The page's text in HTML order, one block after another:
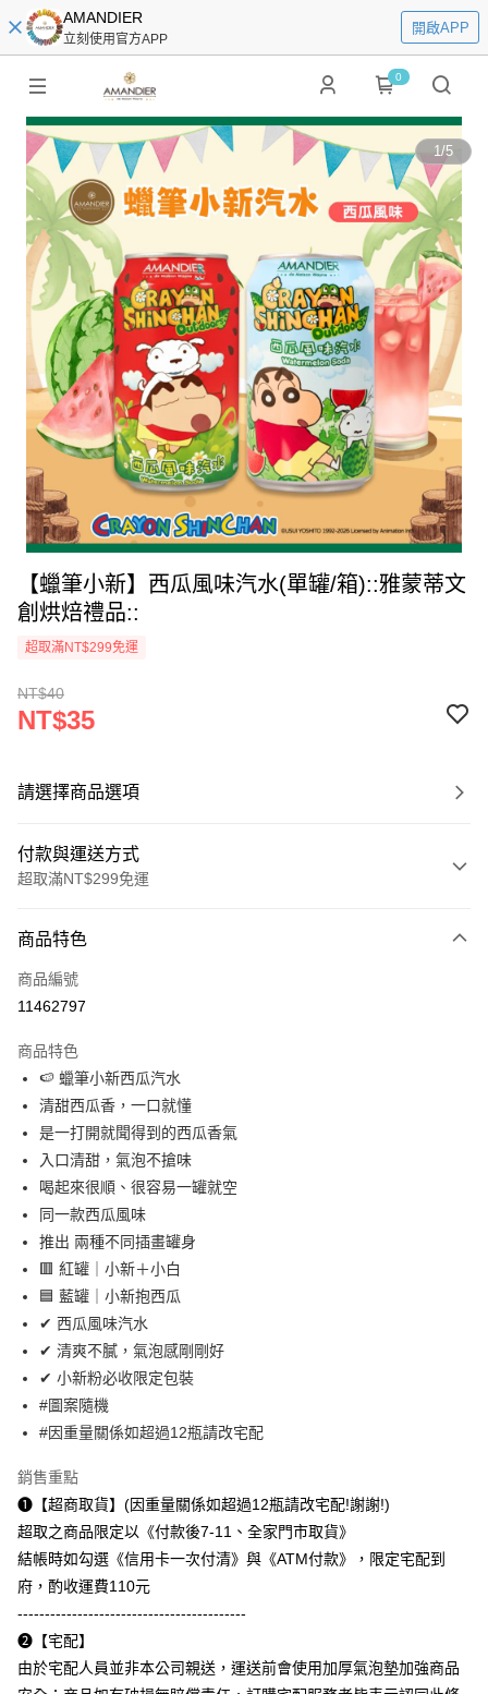
AMANDIER
立刻使用官方APP
開啟APP
0
1/5
【蠟筆小新】西瓜風味汽水(單罐/箱)::雅蒙蒂文
創烘焙禮品::
超取滿NT$299免運
NT$40
NT$35
請選擇商品選項
付款與運送方式
超取滿NT$299免運
信用卡一次付款
LINE Pay
街口支付
悠遊付
AFTEE先享後付
相關說明
【關於「AFTEE先享後付」】
AFTEE先享後付是「在收到商品之後才付款」的支付方式。 讓您購物簡單
便利好安心！
１．簡單：不需註冊會員、不需綁卡、不需儲值。
３．安心：先確認商品／服務後，再付款。
【「AFTEE先享後付」結帳流程】
１．於結帳方式選擇「AFTEE先享後付」後，將跳轉至「AFTEE先享後付」
結帳頁面，進行簡訊認證並確認金額後，即可完成結帳。
２．訂單成立數日內，您將收到繳費通知簡訊。
ATM／網路銀行／等多元方式進行付款，方視為交易完成。
購買商品的店家。未經商家同意取消之訂單仍視為有效，需透過AFTEE先享
後付繳納相關費用。
是否繳費成功／繳費後需取消欲退款等相關疑問，請聯繫「AFTEE先享後付
客戶支援中心」https://netprotections.freshdesk.com/support/home
【注意事項】
１．透過由恩沛科技股份有限公司提供之「AFTEE先享後付」服務完成之交
易，需依本服務之必要範圍內提供個人資料，並將交易相關給付款項請求債
２．關於個人資料處理事宜，請瀏覽以下網址：
ATM付款
運送方式
每筆NT$60，滿NT$299(含以上)免運費
付款後7-11取貨
每筆NT$60，滿NT$299(含以上)免運費
每筆NT$110，滿NT$1,500(含以上)免運費
每筆NT$110
商品特色
商品編號
11462797
商品特色
🍉 蠟筆小新西瓜汽水
清甜西瓜香，一口就懂
是一打開就聞得到的西瓜香氣
入口清甜，氣泡不搶味
喝起來很順、很容易一罐就空
同一款西瓜風味
推出 兩種不同插畫罐身
🟥 紅罐｜小新＋小白
🟦 藍罐｜小新抱西瓜
✔ 西瓜風味汽水
✔ 清爽不膩，氣泡感剛剛好
✔ 小新粉必收限定包裝
#圖案隨機
#因重量關係如超過12瓶請改宅配
銷售重點
➊【超商取貨】(因重量關係如超過12瓶請改宅配!謝謝!)
超取之商品限定以《付款後7-11、全家門市取貨》
結帳時如勾選《信用卡一次付清》與《ATM付款》，限定宅配到
府，酌收運費110元
------------------------------------------
➋【宅配】
由於宅配人員並非本公司親送，運送前會使用加厚氣泡墊加強商品